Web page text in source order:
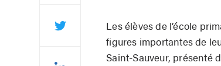
Les élèves de l’école
figures importantes de
Saint-Sauveur, présenté